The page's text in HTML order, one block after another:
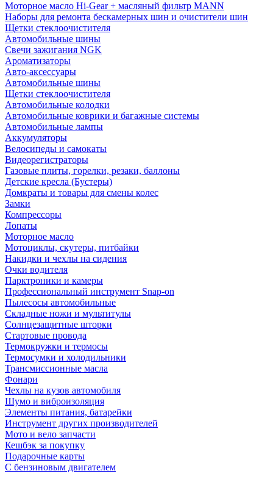
Моторное масло Hi-Gear + масляный фильтр MANN
Наборы для ремонта бескамерных шин и очистители шин
Щетки стеклоочистителя
Автомобильные шины
Свечи зажигания NGK
Ароматизаторы
Авто-аксессуары
Автомобильные шины
Щетки стеклоочистителя
Автомобильные колодки
Автомобильные коврики и багажные системы
Автомобильные лампы
Аккумуляторы
Велосипеды и самокаты
Видеорегистраторы
Газовые плиты, горелки, резаки, баллоны
Детские кресла (Бустеры)
Домкраты и товары для смены колес
Замки
Компрессоры
Лопаты
Моторное масло
Мотоциклы, скутеры, питбайки
Накидки и чехлы на сидения
Очки водителя
Парктроники и камеры
Профессиональный инструмент Snap-on
Пылесосы автомобильные
Складные ножи и мультитулы
Солнцезащитные шторки
Стартовые провода
Термокружки и термосы
Термосумки и холодильники
Трансмиссионные масла
Фонари
Чехлы на кузов автомобиля
Шумо и виброизоляция
Элементы питания, батарейки
Инструмент других производителей
Мото и вело запчасти
Кешбэк за покупку
Подарочные карты
С бензиновым двигателем